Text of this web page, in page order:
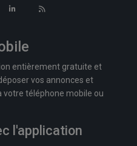
entièrement gratuite et
vos annonces et
votre téléphone mobile ou
l'application